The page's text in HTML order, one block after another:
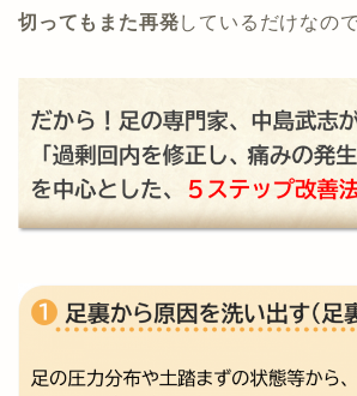
切ってもまた再発しているだけなので